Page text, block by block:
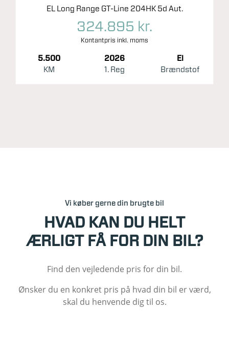
EL Long Range GT-Line 204HK 5d Aut.
324.895 kr.
Kontantpris inkl. moms
5.500
KM
2026
1. Reg
El
Brændstof
Vi køber gerne din brugte bil
HVAD KAN DU HELT
ÆRLIGT FÅ FOR DIN BIL?
Find den vejledende pris for din bil.
Ønsker du en konkret pris på hvad din bil er værd,
skal du henvende dig til os.